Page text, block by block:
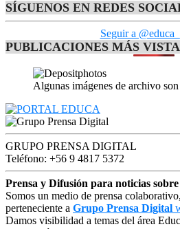
SÍGUENOS EN REDES
Seguir a
PUBLICACIONES MÁS
Algunas imágenes de archivo
GRUPO PRENSA DIGITAL
Teléfono: +56 9 4817 5372
Prensa y Difusión para noticias
Somos un medio de prensa
perteneciente a Grupo Prensa Digital
Damos visibilidad a temas del área